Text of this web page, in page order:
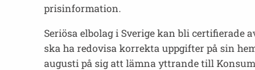
prisinformation.
Seriösa elbolag i Sverige kan bli
ska ha redovisa korrekta uppgifter på sin
augusti på sig att lämna yttrande till